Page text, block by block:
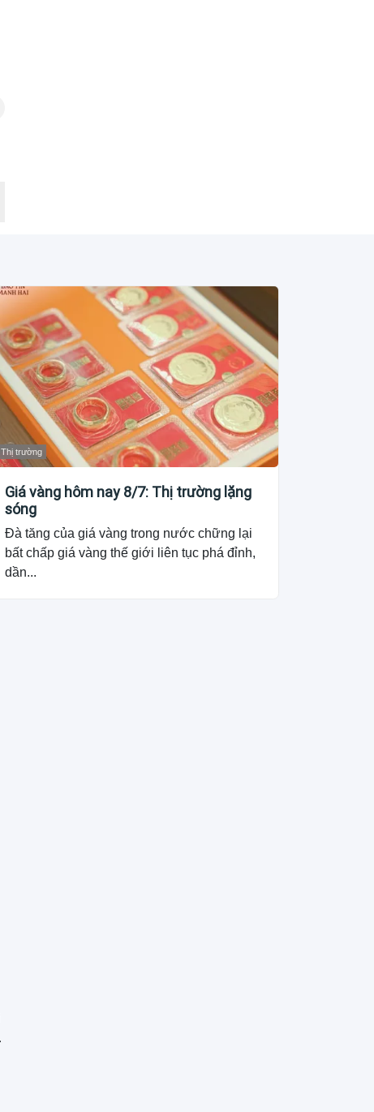
Thị trường
Giá vàng hôm nay 8/7: Thị trường lặng
sóng
Đà tăng của giá vàng trong nước chững lại
bất chấp giá vàng thế giới liên tục phá đỉnh,
dần...